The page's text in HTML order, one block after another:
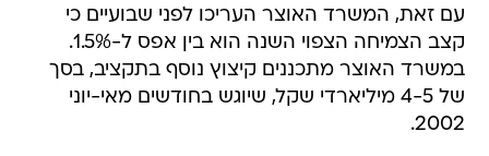
עם זאת, המשרד האוצר העריכו לפני שבועיים כי
קצב הצמיחה הצפוי השנה הוא בין אפס ל-1.5%.
במשרד האוצר מתכננים קיצוץ נוסף בתקציב, בסך
של 4-5 מיליארדי שקל, שיוגש בחודשים מאי-יוני
2002.